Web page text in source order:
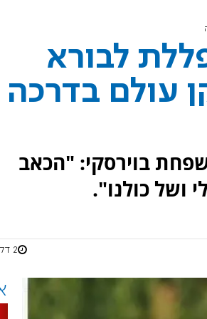
לבורא
עולם בדרכה
בוירסקי: "הכאב
ושל כולנו".
2 דקות